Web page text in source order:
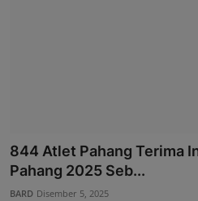
844 Atlet Pahang Terima
Pahang 2025 Seb...
BARD Disember 5, 2025